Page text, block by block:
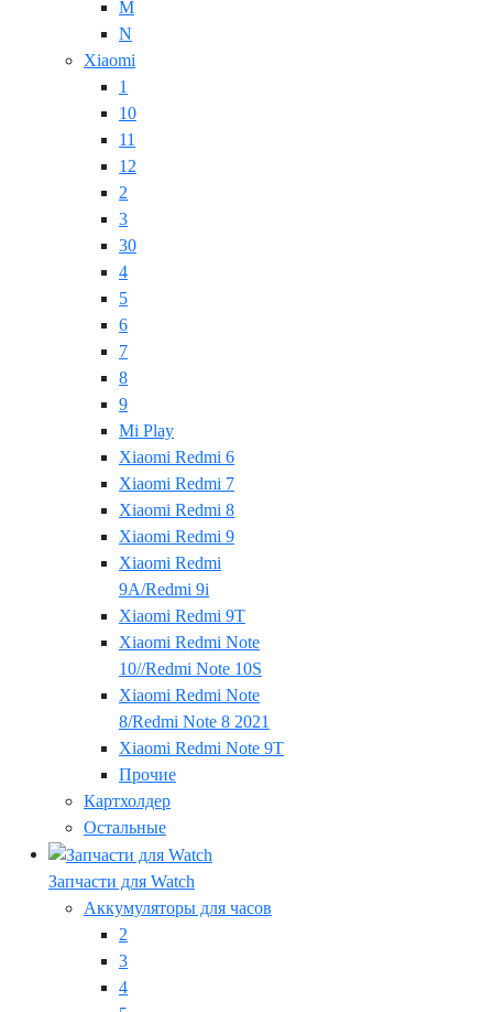
M
N
Xiaomi
1
10
11
12
2
3
30
4
5
6
7
8
9
Mi Play
Xiaomi Redmi 6
Xiaomi Redmi 7
Xiaomi Redmi 8
Xiaomi Redmi 9
Xiaomi Redmi
9A/Redmi 9i
Xiaomi Redmi 9T
Xiaomi Redmi Note
10//Redmi Note 10S
Xiaomi Redmi Note
8/Redmi Note 8 2021
Xiaomi Redmi Note 9T
Прочие
Картхолдер
Остальные
Запчасти для Watch
Аккумуляторы для часов
2
3
4